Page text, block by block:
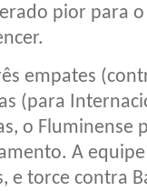
pior para
empates
(para
o Fluminense
A
e torce contra